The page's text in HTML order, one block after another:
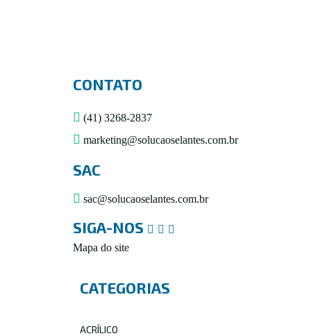
CONTATO
(41) 3268-2837
marketing@solucaoselantes.com.br
SAC
sac@solucaoselantes.com.br
SIGA-NOS
Mapa do site
CATEGORIAS
ACRÍLICO